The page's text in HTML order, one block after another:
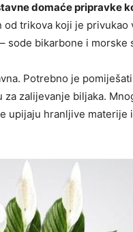
domaće pripravke
od trikova koji je privukao
sode bikarbone i morske
Potrebno je
zalijevanje biljaka.
upijaju hranljive